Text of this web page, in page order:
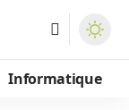
Informatique